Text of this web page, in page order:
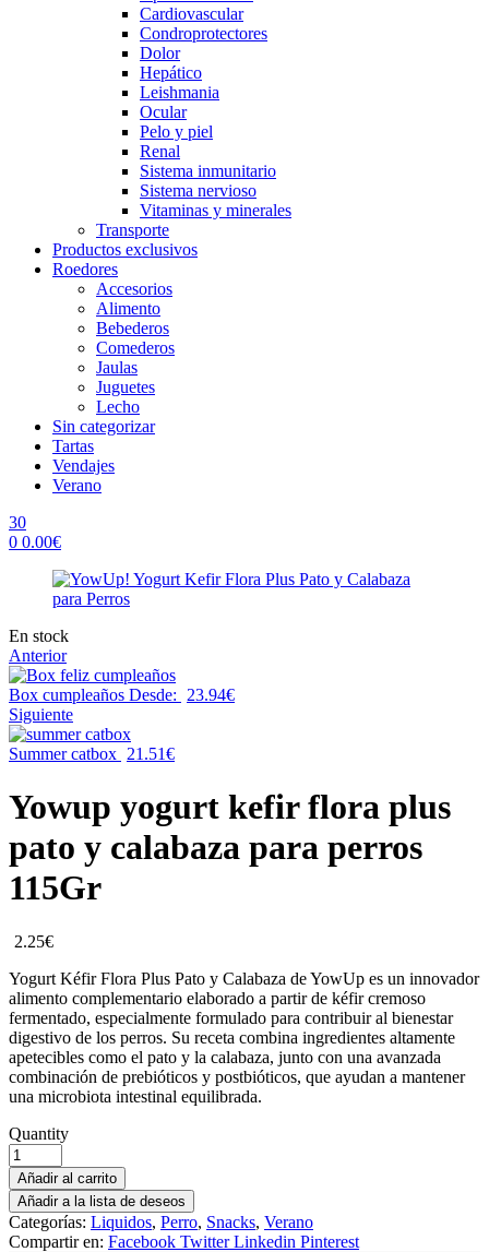
Cardiovascular
Condroprotectores
Dolor
Hepático
Leishmania
Ocular
Pelo y piel
Renal
Sistema inmunitario
Sistema nervioso
Vitaminas y minerales
Transporte
Productos exclusivos
Roedores
Accesorios
Alimento
Bebederos
Comederos
Jaulas
Juguetes
Lecho
Sin categorizar
Tartas
Vendajes
Verano
30
0 0.00€
Availability:
En stock
Anterior
Box cumpleaños Desde: 23.94€
Siguiente
Summer catbox 21.51€
Yowup yogurt kefir flora plus
pato y calabaza para perros
115Gr
2.25€
Yogurt Kéfir Flora Plus Pato y Calabaza de YowUp es un innovador
alimento complementario elaborado a partir de kéfir cremoso
fermentado, especialmente formulado para contribuir al bienestar
digestivo de los perros. Su receta combina ingredientes altamente
apetecibles como el pato y la calabaza, junto con una avanzada
combinación de prebióticos y postbióticos, que ayudan a mantener
una microbiota intestinal equilibrada.
Quantity
Añadir al carrito
Añadir a la lista de deseos
Categorías: Liquidos, Perro, Snacks, Verano
Compartir en: Facebook Twitter Linkedin Pinterest